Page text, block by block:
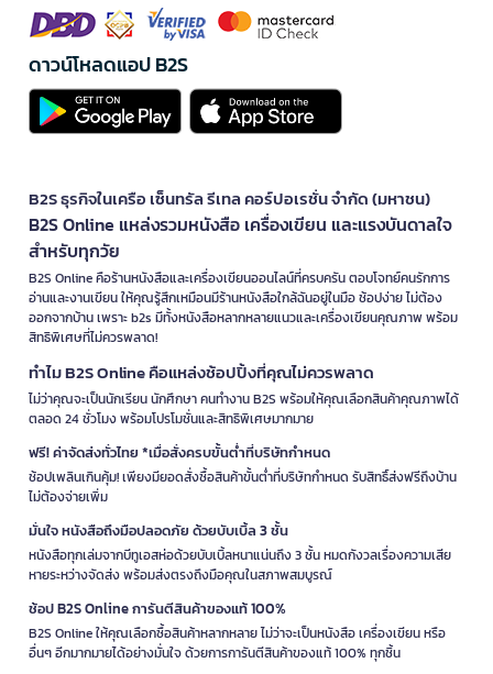
ดาวน์โหลดแอป B2S
B2S ธุรกิจในเครือ เซ็นทรัล รีเทล คอร์ปอเรชั่น จำกัด (มหาชน)
B2S Online แหล่งรวมหนังสือ เครื่องเขียน และแรงบันดาลใจ
สำหรับทุกวัย
B2S Online คือร้านหนังสือและเครื่องเขียนออนไลน์ที่ครบครัน ตอบโจทย์คนรักการ
อ่านและงานเขียน ให้คุณรู้สึกเหมือนมีร้านหนังสือใกล้ฉันอยู่ในมือ ช้อปง่าย ไม่ต้อง
ออกจากบ้าน เพราะ b2s มีทั้งหนังสือหลากหลายแนวและเครื่องเขียนคุณภาพ พร้อม
สิทธิพิเศษที่ไม่ควรพลาด!
ทำไม B2S Online คือแหล่งช้อปปิ้งที่คุณไม่ควรพลาด
ไม่ว่าคุณจะเป็นนักเรียน นักศึกษา คนทำงาน B2S พร้อมให้คุณเลือกสินค้าคุณภาพได้
ตลอด 24 ชั่วโมง พร้อมโปรโมชั่นและสิทธิพิเศษมากมาย
ฟรี! ค่าจัดส่งทั่วไทย *เมื่อสั่งครบขั้นต่ำที่บริษัทกำหนด
ช้อปเพลินเกินคุ้ม! เพียงมียอดสั่งซื้อสินค้าขั้นต่ำที่บริษัทกำหนด รับสิทธิ์ส่งฟรีถึงบ้าน
ไม่ต้องจ่ายเพิ่ม
มั่นใจ หนังสือถึงมือปลอดภัย ด้วยบับเบิ้ล 3 ชั้น
หนังสือทุกเล่มจากบีทูเอสห่อด้วยบับเบิ้ลหนาแน่นถึง 3 ชั้น หมดกังวลเรื่องความเสีย
หายระหว่างจัดส่ง พร้อมส่งตรงถึงมือคุณในสภาพสมบูรณ์
ช้อป B2S Online การันตีสินค้าของแท้ 100%
B2S Online ให้คุณเลือกซื้อสินค้าหลากหลาย ไม่ว่าจะเป็นหนังสือ เครื่องเขียน หรือ
อื่นๆ อีกมากมายได้อย่างมั่นใจ ด้วยการการันตีสินค้าของแท้ 100% ทุกชิ้น